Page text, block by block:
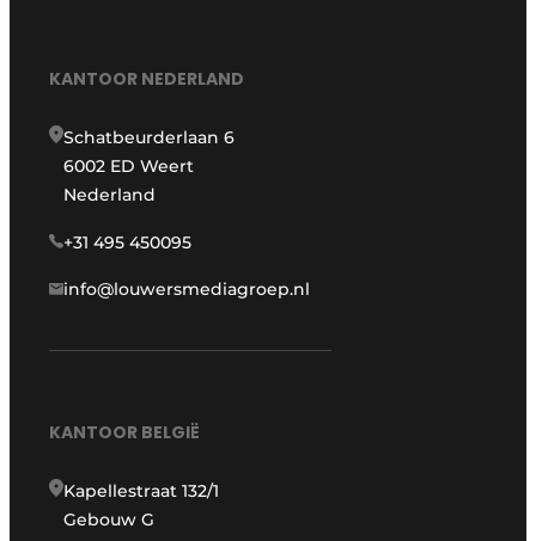
KANTOOR NEDERLAND
Schatbeurderlaan 6
6002 ED Weert
Nederland
+31 495 450095
info@louwersmediagroep.nl
KANTOOR BELGIË
Kapellestraat 132/1
Gebouw G